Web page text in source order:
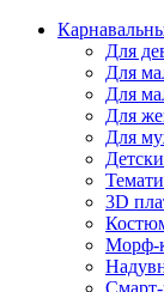
Для
Для
Для
Для
Для
3D
Морф-